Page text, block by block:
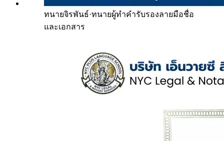
ทนายจิรพันธ์·ทนายผู้ทำคำรับรองลายมือชื่อ
และเอกสาร